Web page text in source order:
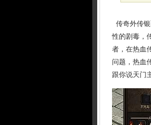
传奇外传
性的剧毒，
者，在热血
问题，热血
跟你说天门